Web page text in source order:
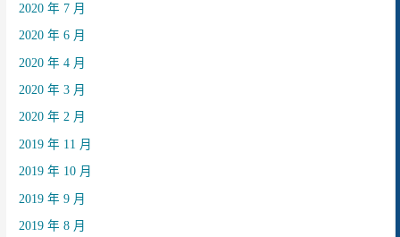
2020 年 7 月
2020 年 6 月
2020 年 4 月
2020 年 3 月
2020 年 2 月
2019 年 11 月
2019 年 10 月
2019 年 9 月
2019 年 8 月